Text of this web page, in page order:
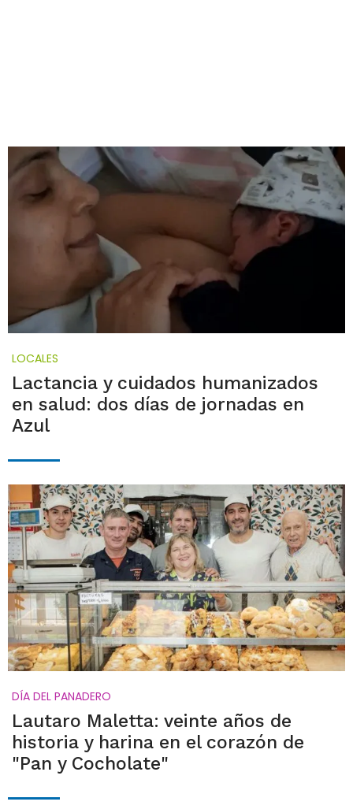
LOCALES
Lactancia y cuidados humanizados
en salud: dos días de jornadas en
Azul
DÍA DEL PANADERO
Lautaro Maletta: veinte años de
historia y harina en el corazón de
"Pan y Cocholate"